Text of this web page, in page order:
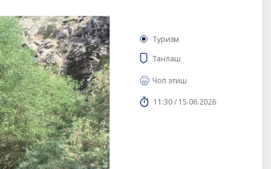
Туризм
Танлаш
Чоп этиш
11:30 / 15.06.2026